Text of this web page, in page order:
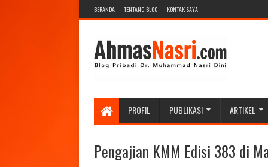
BERANDA TENTANG BLOG KONTAK SAYA
PROFIL PUBLIKASI ARTIKEL
Pengajian KMM Edisi 383 di